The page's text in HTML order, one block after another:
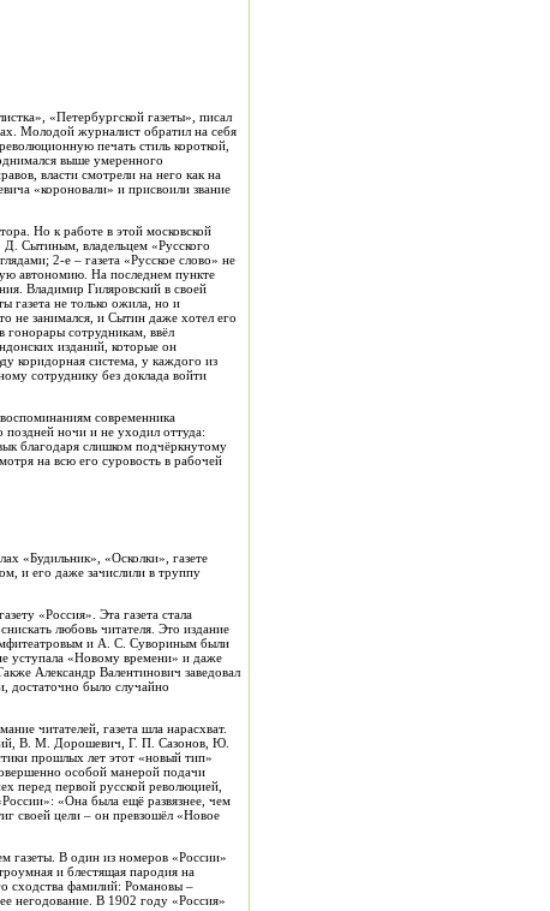
«Петербургской газеты», писал
Молодой журналист обратил на себя
печать стиль короткой,
выше умеренного
власти смотрели на него как на
«короновали» и присвоили звание
Но к работе в этой московской
Д. Сытиным, владельцем «Русского
2-е – газета «Русское слово» не
автономию. На последнем пункте
Владимир Гиляровский в своей
газета не только ожила, но и
не занимался, и Сытин даже хотел его
гонорары сотрудникам, ввёл
изданий, которые он
коридорная система, у каждого из
сотруднику без доклада войти
современника
поздней ночи и не уходил оттуда:
благодаря слишком подчёркнутому
на всю его суровость в рабочей
«Будильник», «Осколки», газете
и его даже зачислили в труппу
«Россия». Эта газета стала
любовь читателя. Это издание
и А. С. Сувориным были
уступала «Новому времени» и даже
Александр Валентинович заведовал
достаточно было случайно
читателей, газета шла нарасхват.
В. М. Дорошевич, Г. П. Сазонов, Ю.
прошлых лет этот «новый тип»
особой манерой подачи
перед первой русской революцией,
«Она была ещё развязнее, чем
своей цели – он превзошёл «Новое
газеты. В один из номеров «России»
и блестящая пародия на
сходства фамилий: Романовы –
негодование. В 1902 году «Россия»